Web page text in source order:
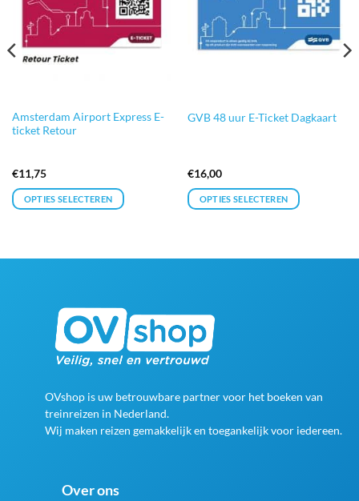
Amsterdam Airport Express E-
ticket Retour
€11,75
OPTIES SELECTEREN
GVB 48 uur E-Ticket Dagkaart
€16,00
OPTIES SELECTEREN
OVshop is uw betrouwbare partner voor het boeken van
treinreizen in Nederland.
Wij maken reizen gemakkelijk en toegankelijk voor iedereen.
Over ons